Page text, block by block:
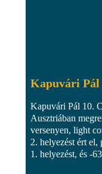
Kapuvári
Kapuvári Pál 10.
Ausztriában
versenyen, light
2. helyezést ért
1. helyezést, és -